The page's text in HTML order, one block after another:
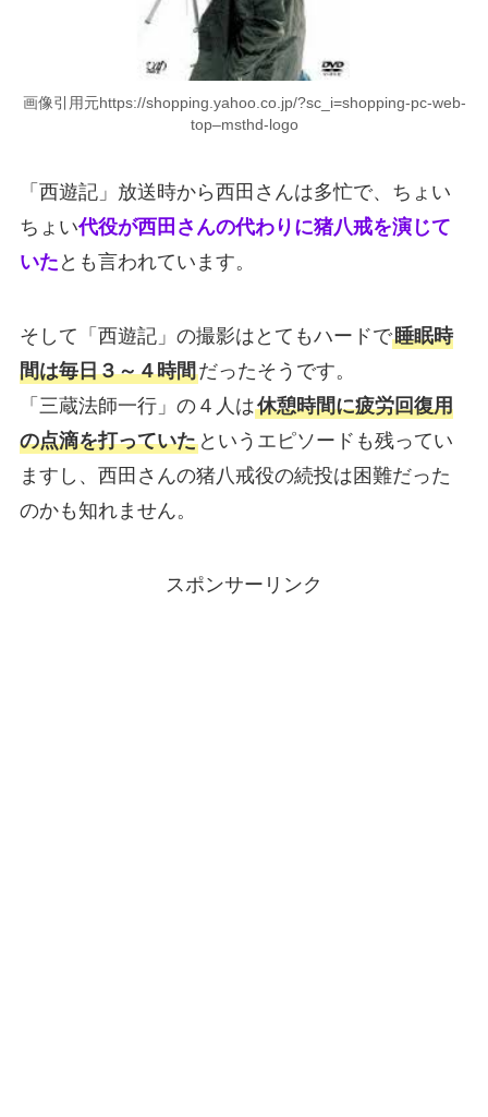
画像引用元https://shopping.yahoo.co.jp/?sc_i=shopping-pc-web-
top–msthd-logo
「西遊記」放送時から西田さんは多忙で、ちょい
ちょい代役が西田さんの代わりに猪八戒を演じて
いた とも言われています。
そして「西遊記」の撮影はとてもハードで睡眠時
間は毎日３～４時間だったそうです。
「三蔵法師一行」の４人は休憩時間に疲労回復用
の点滴を打っていたというエピソードも残ってい
ますし、西田さんの猪八戒役の続投は困難だった
のかも知れません。
スポンサーリンク